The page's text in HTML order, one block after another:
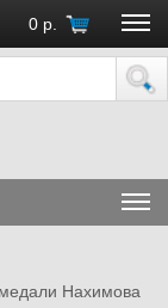
0 р.
Нахимова